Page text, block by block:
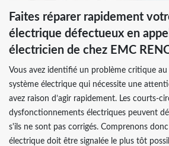
Faites réparer rapidement
électrique défectueux en
électricien de chez EMC
Vous avez identifié un problème critique
système électrique qui nécessite une
avez raison d’agir rapidement. Les courts-
dysfonctionnements électriques peuvent
s'ils ne sont pas corrigés. Comprenons
électrique doit être signalée le plus tôt